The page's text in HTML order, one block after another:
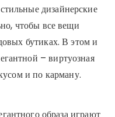
дизайнерские
чтобы все вещи
бутиках. В этом и
– виртуозная
и по карману.